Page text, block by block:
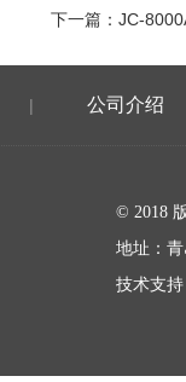
下一篇： JC-
| 公司介绍
© 2018
地址：
技术支